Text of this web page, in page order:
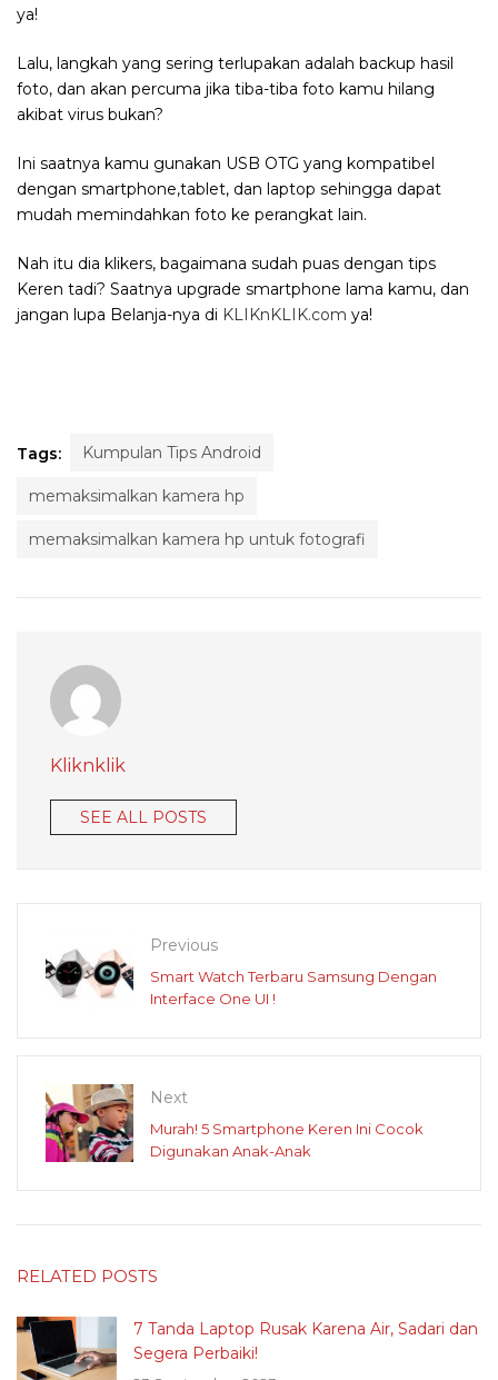
ya!
Lalu, langkah yang sering terlupakan adalah backup hasil
foto, dan akan percuma jika tiba-tiba foto kamu hilang
akibat virus bukan?
Ini saatnya kamu gunakan USB OTG yang kompatibel
dengan smartphone,tablet, dan laptop sehingga dapat
mudah memindahkan foto ke perangkat lain.
Nah itu dia klikers, bagaimana sudah puas dengan tips
Keren tadi? Saatnya upgrade smartphone lama kamu, dan
jangan lupa Belanja-nya di KLIKnKLIK.com ya!
Tags: Kumpulan Tips Android
memaksimalkan kamera hp
memaksimalkan kamera hp untuk fotografi
Kliknklik
SEE ALL POSTS
Previous
Smart Watch Terbaru Samsung Dengan
Interface One UI !
Next
Murah! 5 Smartphone Keren Ini Cocok
Digunakan Anak-Anak
RELATED POSTS
7 Tanda Laptop Rusak Karena Air, Sadari dan
Segera Perbaiki!